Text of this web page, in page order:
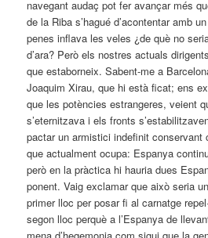
navegant audaç pot fer avançar més
de la Riba s’hagué d’acontentar amb
penes inflava les veles ¿de què no
d’ara? Però els nostres actuals
que estaborneix. Sabent-me a
Joaquim Xirau, que hi està ficat; ens
que les potències estrangeres, veient
s’eternitzava i els fronts
pactar un armistici indefinit conservant
que actualment ocupa: Espanya
però en la pràctica hi hauria dues
ponent. Vaig exclamar que això seria
primer lloc per posar fi al carnatge
segon lloc perquè a l’Espanya de